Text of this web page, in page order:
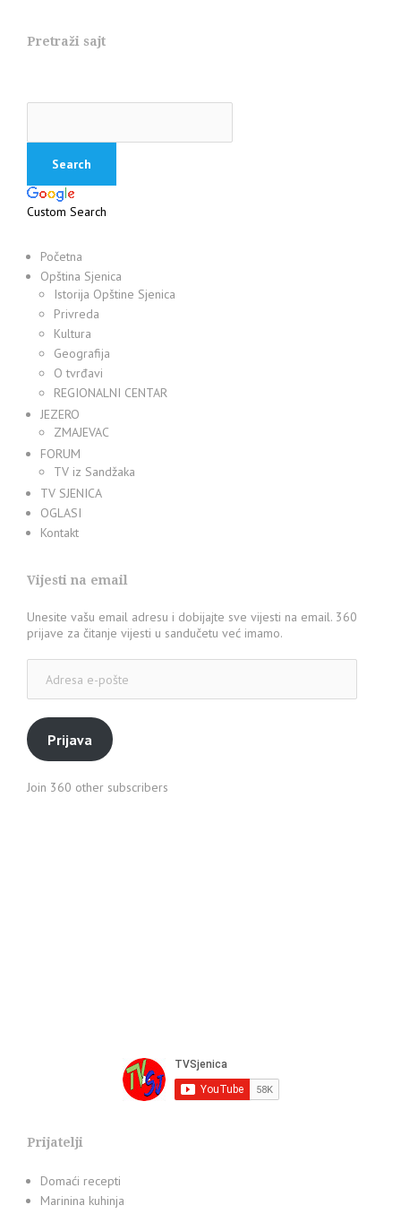
Pretraži sajt
Custom Search
Početna
Opština Sjenica
Istorija Opštine Sjenica
Privreda
Kultura
Geografija
O tvrđavi
REGIONALNI CENTAR
JEZERO
ZMAJEVAC
FORUM
TV iz Sandžaka
TV SJENICA
OGLASI
Kontakt
Vijesti na email
Unesite vašu email adresu i dobijajte sve vijesti na email. 360
prijave za čitanje vijesti u sandučetu već imamo.
pošte
Prijava
Join 360 other subscribers
Prijatelji
Domaći recepti
Marinina kuhinja